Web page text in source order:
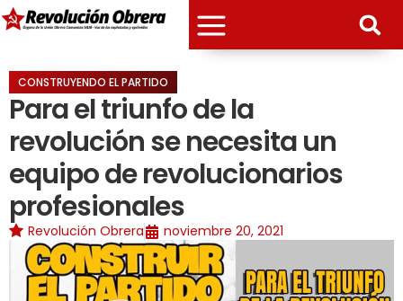
CONSTRUYENDO EL PARTIDO
Para el triunfo de la
revolución se necesita un
equipo de revolucionarios
profesionales
Revolución Obrera noviembre 20, 2021